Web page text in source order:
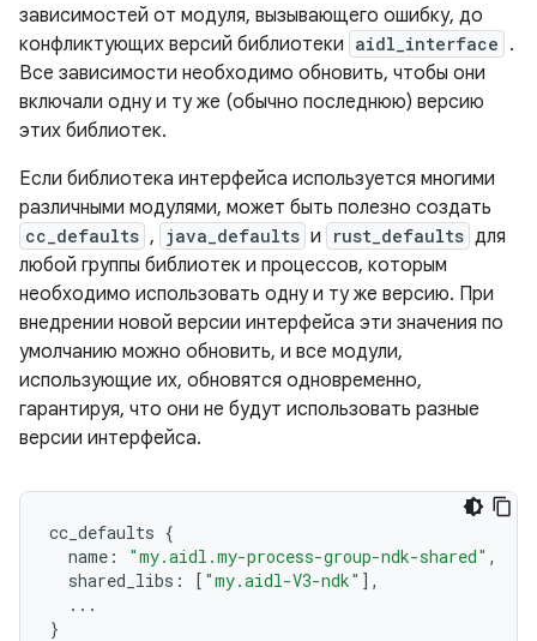
зависимостей от модуля, вызывающего ошибку, до
конфликтующих версий библиотеки aidl_interface .
Все зависимости необходимо обновить, чтобы они
включали одну и ту же (обычно последнюю) версию
этих библиотек.
Если библиотека интерфейса используется многими
различными модулями, может быть полезно создать
cc_defaults , java_defaults и rust_defaults для
любой группы библиотек и процессов, которым
необходимо использовать одну и ту же версию. При
внедрении новой версии интерфейса эти значения по
умолчанию можно обновить, и все модули,
использующие их, обновятся одновременно,
гарантируя, что они не будут использовать разные
версии интерфейса.
cc_defaults {
name : "my.aidl.my-process-group-ndk-shared" ,
shared_libs : [ "my.aidl-V3-ndk" ],
...
}